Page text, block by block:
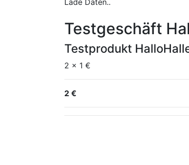
Lade Daten..
Testgeschäft
Testprodukt
2 x 1 €
2 €